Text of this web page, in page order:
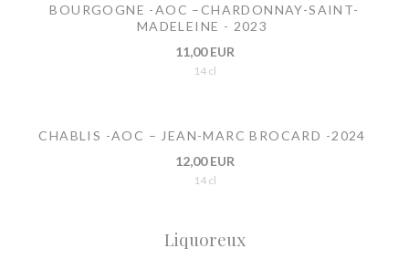
BOURGOGNE -AOC –CHARDONNAY-SAINT-
MADELEINE - 2023
11,00 EUR
14 cl
CHABLIS -AOC – JEAN-MARC BROCARD -2024
12,00 EUR
14 cl
Liquoreux